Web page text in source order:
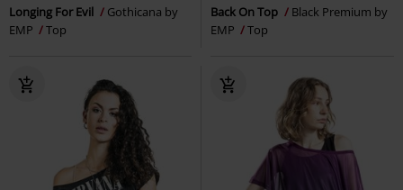
Longing For Evil
Gothicana by
EMP
Top
Back On Top
Black Premium by
EMP
Top